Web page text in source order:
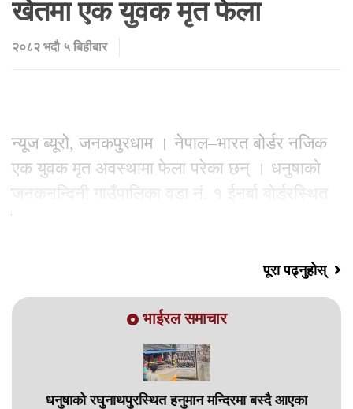
खेतमा एक युवक मृत फेला
२०८२ भदौ ५ बिहीबार
न्यूज ब्यूरो, जनकपुरधाम । नेपाल–भारत बोर्डर नजिक
एक युवक मृत अवस्थामा फेला परेका छन् । धनुषाको
जनकनन्दिनी गाउँपालिका वडा नं. १ ईनर्बा बोर्डरस्थित
पूरा पढ्नुहोस्
भाईरल समाचार
धनुषाको रघुनाथपुरस्थित हनुमान मन्दिरमा बस्दै आएका